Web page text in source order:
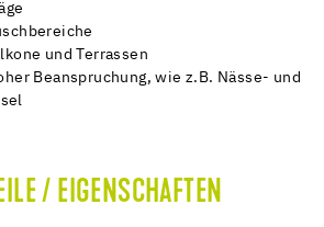
und Terrassen
Beanspruchung, wie z.B. Nässe- und
/ EIGENSCHAFTEN